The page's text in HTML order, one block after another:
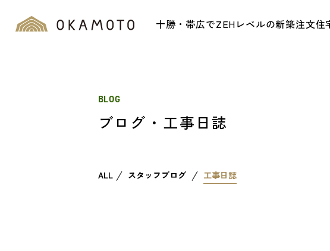
十勝・帯広でZEHレベルの新築注文
BLOG
ブログ・工事日誌
ALL スタッフブログ 工事日誌